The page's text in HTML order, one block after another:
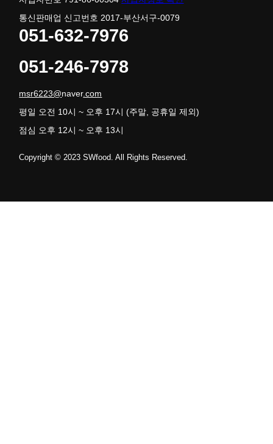
통신판매업 신고번호 2017-부산서구-0079
051-632-7976
051-246-7978
msr6223@naver.com
평일 오전 10시 ~ 오후 17시 (주말, 공휴일 제외)
점심 오후 12시 ~ 오후 13시
Copyright © 2023 SWfood. All Rights Reserved.